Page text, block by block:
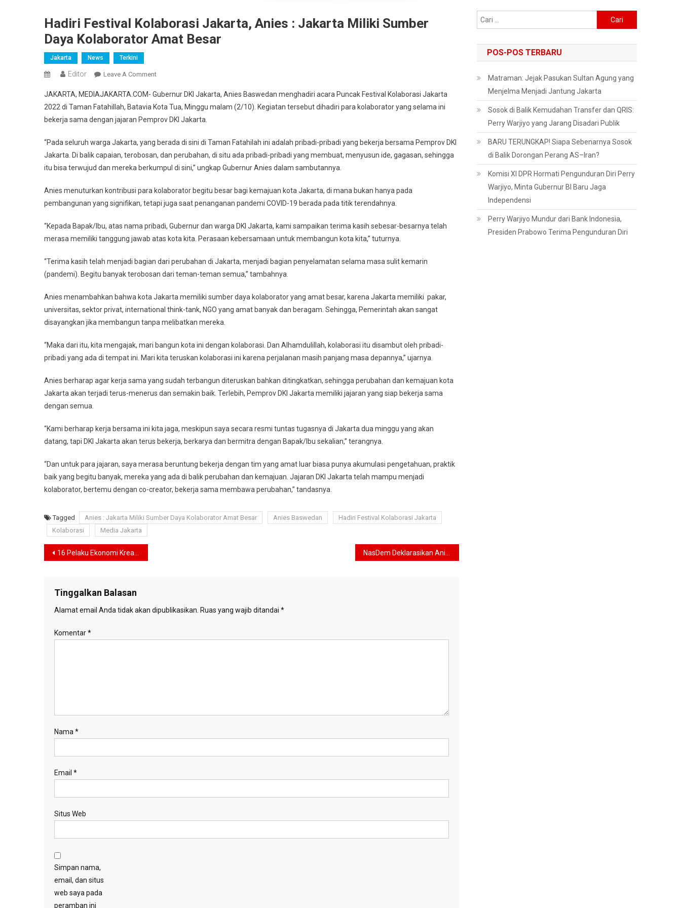
Hadiri Festival Kolaborasi Jakarta, Anies : Jakarta Miliki Sumber
Daya Kolaborator Amat Besar
Jakarta News Terkini
Editor Leave A CommentOn
Festival
Kolaborasi
Jakarta,
:
Jakarta
Miliki
Daya
Kolaborator
Besar
JAKARTA, MEDIAJAKARTA.COM- Gubernur DKI Jakarta, Anies Baswedan menghadiri acara Puncak Festival Kolaborasi Jakarta
2022 di Taman Fatahillah, Batavia Kota Tua, Minggu malam (2/10). Kegiatan tersebut dihadiri para kolaborator yang selama ini
bekerja sama dengan jajaran Pemprov DKI Jakarta.
“Pada seluruh warga Jakarta, yang berada di sini di Taman Fatahilah ini adalah pribadi-pribadi yang bekerja bersama Pemprov DKI
Jakarta. Di balik capaian, terobosan, dan perubahan, di situ ada pribadi-pribadi yang membuat, menyusun ide, gagasan, sehingga
itu bisa terwujud dan mereka berkumpul di sini,” ungkap Gubernur Anies dalam sambutannya.
Anies menuturkan kontribusi para kolaborator begitu besar bagi kemajuan kota Jakarta, di mana bukan hanya pada
pembangunan yang signifikan, tetapi juga saat penanganan pandemi COVID-19 berada pada titik terendahnya.
“Kepada Bapak/Ibu, atas nama pribadi, Gubernur dan warga DKI Jakarta, kami sampaikan terima kasih sebesar-besarnya telah
merasa memiliki tanggung jawab atas kota kita. Perasaan kebersamaan untuk membangun kota kita,” tuturnya.
“Terima kasih telah menjadi bagian dari perubahan di Jakarta, menjadi bagian penyelamatan selama masa sulit kemarin
(pandemi). Begitu banyak terobosan dari teman-teman semua,” tambahnya.
Anies menambahkan bahwa kota Jakarta memiliki sumber daya kolaborator yang amat besar, karena Jakarta memiliki pakar,
universitas, sektor privat, international think-tank, NGO yang amat banyak dan beragam. Sehingga, Pemerintah akan sangat
disayangkan jika membangun tanpa melibatkan mereka.
“Maka dari itu, kita mengajak, mari bangun kota ini dengan kolaborasi. Dan Alhamdulillah, kolaborasi itu disambut oleh pribadi-
pribadi yang ada di tempat ini. Mari kita teruskan kolaborasi ini karena perjalanan masih panjang masa depannya,” ujarnya.
Anies berharap agar kerja sama yang sudah terbangun diteruskan bahkan ditingkatkan, sehingga perubahan dan kemajuan kota
Jakarta akan terjadi terus-menerus dan semakin baik. Terlebih, Pemprov DKI Jakarta memiliki jajaran yang siap bekerja sama
dengan semua.
“Kami berharap kerja bersama ini kita jaga, meskipun saya secara resmi tuntas tugasnya di Jakarta dua minggu yang akan
datang, tapi DKI Jakarta akan terus bekerja, berkarya dan bermitra dengan Bapak/Ibu sekalian,” terangnya.
“Dan untuk para jajaran, saya merasa beruntung bekerja dengan tim yang amat luar biasa punya akumulasi pengetahuan, praktik
baik yang begitu banyak, mereka yang ada di balik perubahan dan kemajuan. Jajaran DKI Jakarta telah mampu menjadi
kolaborator, bertemu dengan co-creator, bekerja sama membawa perubahan,” tandasnya.
Tagged Anies : Jakarta Miliki Sumber Daya Kolaborator Amat Besar Anies Baswedan
Hadiri Festival Kolaborasi Jakarta
Kolaborasi
Media Jakarta
Navigasi
16 Pelaku Ekonomi Kreatif Terpilih Tampil di Indonesia Comic Con
Tinggalkan Balasan
Alamat email Anda tidak akan dipublikasikan. Ruas yang wajib ditandai *
Komentar*
Nama *
Email *
Situs Web
Simpan nama,
email, dan situs
web saya pada
peramban ini
untuk:
POS-POS TERBARU
Matraman: Jejak Pasukan Sultan Agung yang
Menjelma Menjadi Jantung Jakarta
Sosok di Balik Kemudahan Transfer dan QRIS:
Perry Warjiyo yang Jarang Disadari Publik
BARU TERUNGKAP! Siapa Sebenarnya Sosok
di Balik Dorongan Perang AS–Iran?
Komisi XI DPR Hormati Pengunduran Diri Perry
Warjiyo, Minta Gubernur BI Baru Jaga
Independensi
Perry Warjiyo Mundur dari Bank Indonesia,
Presiden Prabowo Terima Pengunduran Diri